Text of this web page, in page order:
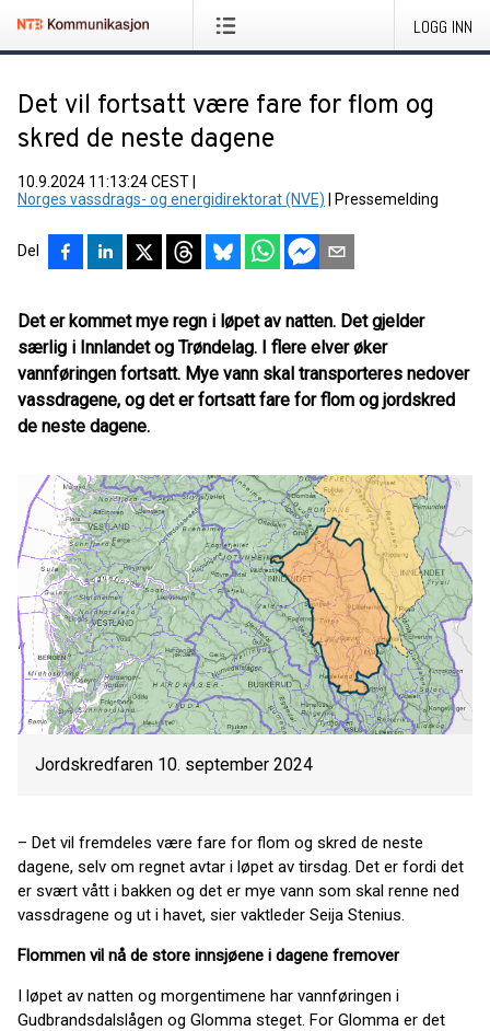
LOGG INN
Det vil fortsatt være fare for flom og
skred de neste dagene
10.9.2024 11:13:24 CEST
Norges vassdrags- og energidirektorat (NVE)
Pressemelding
Del
Det er kommet mye regn i løpet av natten. Det gjelder
særlig i Innlandet og Trøndelag. I flere elver øker
vannføringen fortsatt. Mye vann skal transporteres nedover
vassdragene, og det er fortsatt fare for flom og jordskred
de neste dagene.
Jordskredfaren 10. september 2024
– Det vil fremdeles være fare for flom og skred de neste
dagene, selv om regnet avtar i løpet av tirsdag. Det er fordi det
er svært vått i bakken og det er mye vann som skal renne ned
vassdragene og ut i havet, sier vaktleder Seija Stenius.
Flommen vil nå de store innsjøene i dagene fremover
I løpet av natten og morgentimene har vannføringen i
Gudbrandsdalslågen og Glomma steget. For Glomma er det